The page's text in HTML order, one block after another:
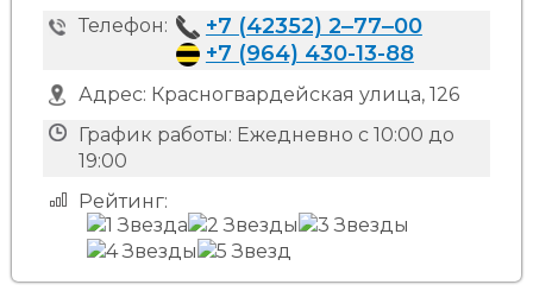
Телефон:
+7 (42352) 2‒77‒00
+7 (964) 430-13-88
Адрес: Красногвардейская улица, 126
График работы: Ежедневно с 10:00 до
19:00
Рейтинг: